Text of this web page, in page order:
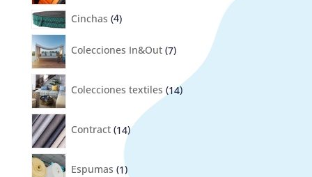
Cinchas 44productos
Colecciones In&Out 7
productos
Colecciones textiles 14
14
productos
Contract 14
productos
Espumas 1